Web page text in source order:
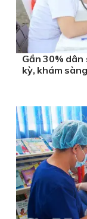
Gần 30% dân
kỳ, khám